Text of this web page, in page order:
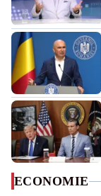
ECONOMIE